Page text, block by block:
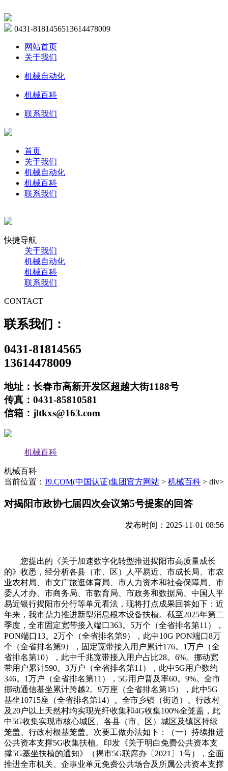
0431-8181456513614478009
网站首页
关于我们
机械自动化
机械百科
联系我们
首页
关于我们
机械自动化
机械百科
联系我们
快捷导航
关于我们
机械自动化
机械百科
联系我们
CONTACT
联系我们：
0431-81814565
13614478009
地址：长春市高新开发区超越大街1188号
传真：0431-85810581
信箱：jltkxs@163.com
机械百科
机械百科
当前位置： J9.COM(中国认证)集团官方网站 > 机械百科 > div>
对揭阳市政协七届四次会议第5号提案的回答
发布时间：2025-11-01 08:56
您提出的《关于加速数字化转型推进揭阳市高质量成长
的》收悉，经分析各县（市、区）人平易近、市成长局、市农
业农村局、市文广旅逛体育局、市人力资本和社会保障局、市
委人才办、市商务局、市教育局、市政务和数据局、中国人平
易近银行揭阳市分行等单元看法，现将打点成果回答如下：近
年来，我市鼎力推进新型消息根本设备扶植。截至2025年第二
季度，全市固定宽带接入端口363。5万个（全省排名第11），
PON端口13。2万个（全省排名第9），此中10G PON端口8万
个（全省排名第9），固定宽带接入用户累计176。1万户（全
省排名第10），此中千兆宽带接入用户占比28。6%。挪动宽
带用户累计590。3万户（全省排名第11），此中5G用户数约
346。1万户（全省排名第11），5G用户普及率60。9%。全市
挪动通信基坐累计跨越2。9万座（全省排名第15），此中5G
基坐10715座（全省排名第14）。全市乡镇（街道）、行政村
及20户以上天然村均实现光纤收集和4G收集100%全笼盖，此
中5G收集实现市核心城区、各县（市、区）城区及镇区持续
笼盖、行政村根基笼盖。次要工做办法如下：（一）持续推进
公共资本支撑5G收集扶植。印发《关于明白免费公共资本支
撑5G基坐扶植的通知》（揭市5G联席办〔2021〕1号），全面
推进全市机关、企事业单元免费公共场合及所属公共资本支撑